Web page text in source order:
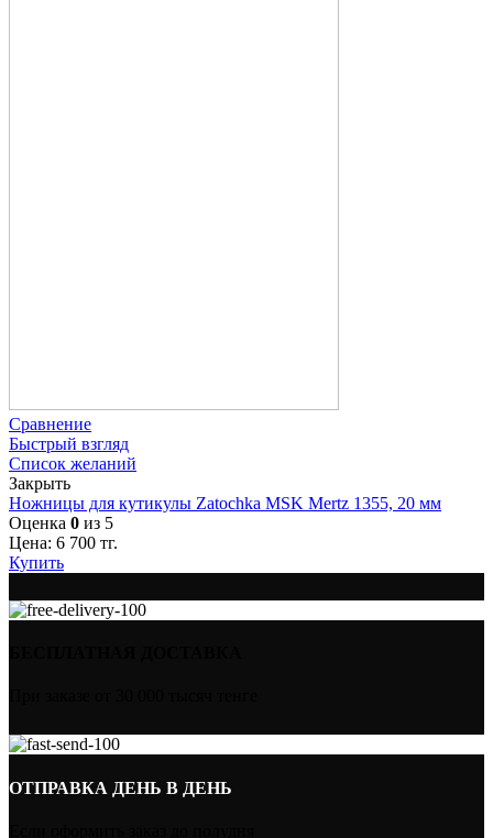
Сравнение
Быстрый взгляд
Список желаний
Закрыть
Ножницы для кутикулы Zatochka MSK Mertz 1355, 20 мм
Оценка 0 из 5
Цена: 6 700 тг.
Купить
ОТПРАВКА ДЕНЬ В ДЕНЬ